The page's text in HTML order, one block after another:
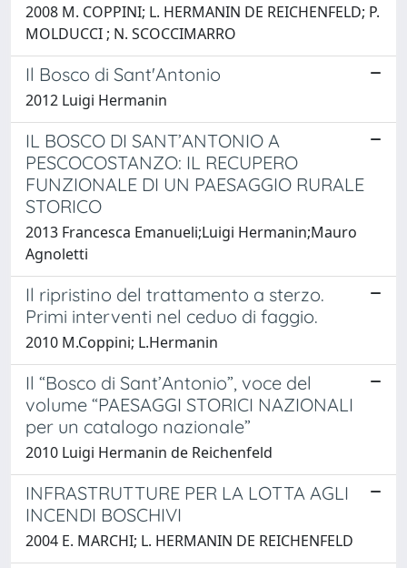
2008 M. COPPINI; L. HERMANIN DE REICHENFELD; P.
MOLDUCCI ; N. SCOCCIMARRO
Il Bosco di Sant'Antonio
2012 Luigi Hermanin
IL BOSCO DI SANT’ANTONIO A
PESCOCOSTANZO: IL RECUPERO
FUNZIONALE DI UN PAESAGGIO RURALE
STORICO
2013 Francesca Emanueli;Luigi Hermanin;Mauro
Agnoletti
Il ripristino del trattamento a sterzo.
Primi interventi nel ceduo di faggio.
2010 M.Coppini; L.Hermanin
Il “Bosco di Sant’Antonio”, voce del
volume “PAESAGGI STORICI NAZIONALI
per un catalogo nazionale”
2010 Luigi Hermanin de Reichenfeld
INFRASTRUTTURE PER LA LOTTA AGLI
INCENDI BOSCHIVI
2004 E. MARCHI; L. HERMANIN DE REICHENFELD